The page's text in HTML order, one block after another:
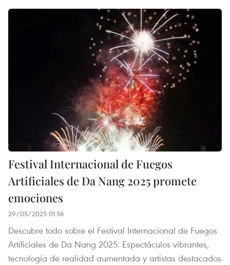
Festival Internacional de Fuegos
Artificiales de Da Nang 2025 promete
emociones
29/05/2025 01:58
Descubre todo sobre el Festival Internacional de Fuegos
Artificiales de Da Nang 2025. Espectáculos vibrantes,
tecnología de realidad aumentada y artistas destacados